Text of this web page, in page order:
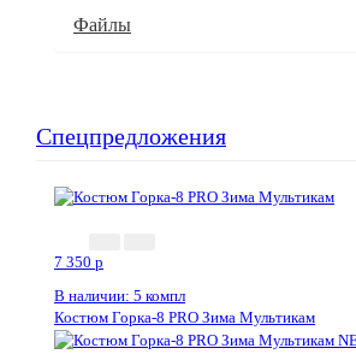
Файлы
Спецпредложения
7 350 p
В наличии: 5 компл
Костюм Горка-8 PRO Зима Мультикам